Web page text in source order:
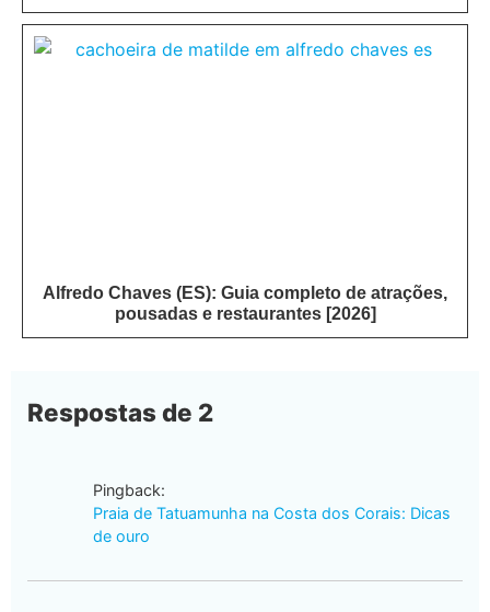
Alfredo Chaves (ES): Guia completo de atrações,
pousadas e restaurantes [2026]
Respostas de 2
Pingback:
Praia de Tatuamunha na Costa dos Corais: Dicas
de ouro